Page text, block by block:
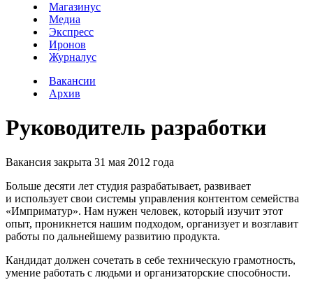
Магазинус
Медиа
Экспресс
Иронов
Журналус
Вакансии
Архив
Руководитель разработки
Вакансия закрыта 31 мая 2012 года
Больше десяти лет студия разрабатывает, развивает
и использует свои системы управления контентом семейства
«Имприматур». Нам нужен человек, который изучит этот
опыт, проникнется нашим подходом, организует и возглавит
работы по дальнейшему развитию продукта.
Кандидат должен сочетать в себе техническую грамотность,
умение работать с людьми и организаторские способности.